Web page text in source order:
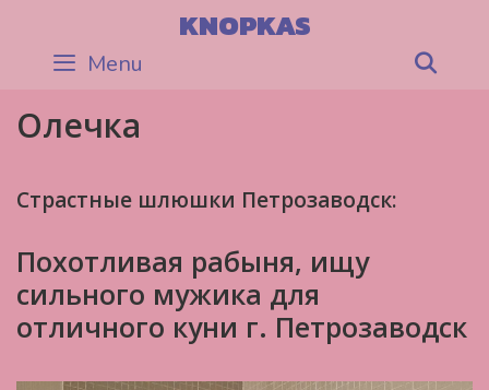
content
KNOPKAS
Menu
Олечка
Страстные шлюшки Петрозаводск:
Похотливая рабыня, ищу
сильного мужика для
отличного куни г. Петрозаводск